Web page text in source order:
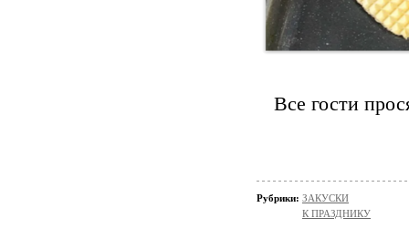
Все гости
Рубрики: ЗАКУСКИ
К ПРАЗДНИКУ